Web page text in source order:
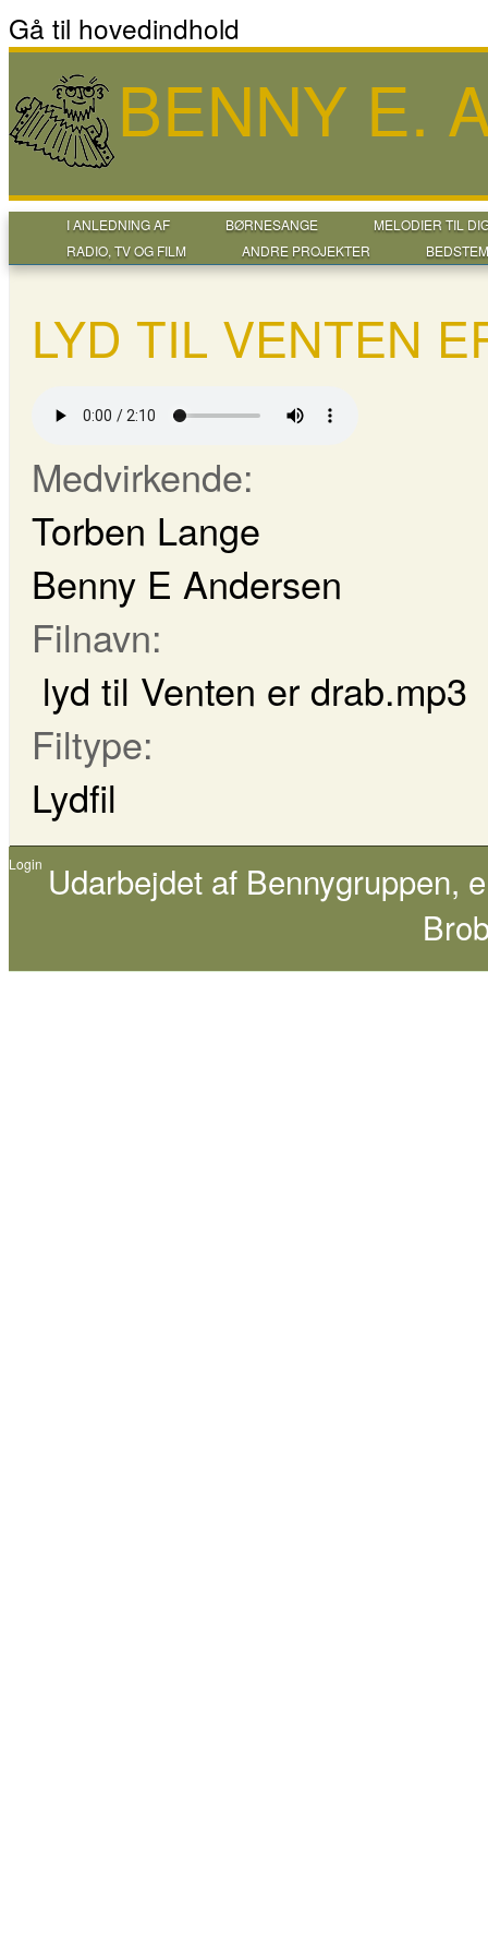
Gå til hovedindhold
BENNY E.
I ANLEDNING AF BØRNESANGE
MELODIER TIL
RADIO, TV OG FILM
ANDRE PROJEKTER
LYD TIL VENTEN
Medvirkende:
Torben Lange
Benny E Andersen
Filnavn:
lyd til Venten er drab.mp3
Filtype:
Lydfil
Login Udarbejdet af Bennygruppen,